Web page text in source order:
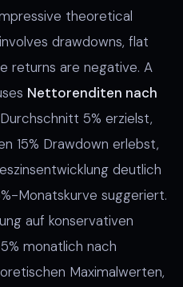
theoretical
drawdowns, flat
returns are negative. A
Nettorenditen nach
5% erzielst,
15% Drawdown erlebst,
deutlich
Monatskurve suggeriert.
auf konservativen
monatlich nach
Maximalwerten,